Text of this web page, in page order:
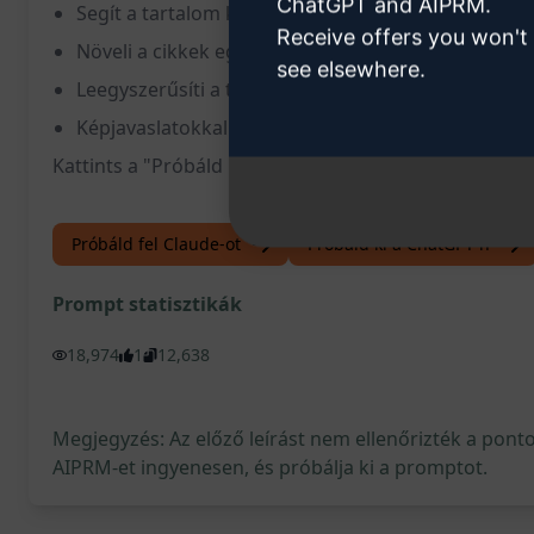
Segít a tartalom keresőbarát formában történő
Növeli a cikkek egyedi és professzionális
Leegyszerűsíti a tartalom előkészítési folyamatát,
Képjavaslatokkal segít a cikk olvashatóságának
Kattints a "Próbáld ki ezt a Promptot a ChatGPT-
Próbáld fel Claude-ot Próbáld ki a ChatGPT-n
Prompt statisztikák
18,974 1 12,638
Megjegyzés: Az előző leírást nem ellenőrizték a
AIPRM-et ingyenesen, és próbálja ki a promptot.
Receive offers you won't
see elsewhere.